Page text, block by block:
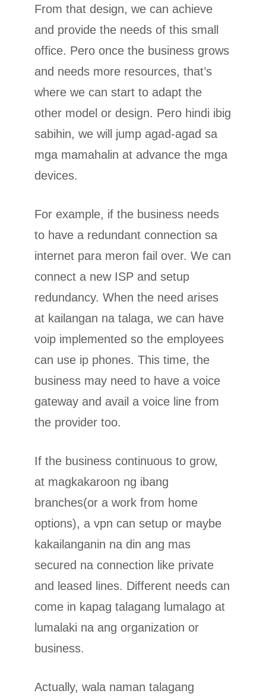
From that design, we can achieve
and provide the needs of this small
office. Pero once the business grows
and needs more resources, that’s
where we can start to adapt the
other model or design. Pero hindi ibig
sabihin, we will jump agad-agad sa
mga mamahalin at advance the mga
devices.
For example, if the business needs
to have a redundant connection sa
internet para meron fail over. We can
connect a new ISP and setup
redundancy. When the need arises
at kailangan na talaga, we can have
voip implemented so the employees
can use ip phones. This time, the
business may need to have a voice
gateway and avail a voice line from
the provider too.
If the business continuous to grow,
at magkakaroon ng ibang
branches(or a work from home
options), a vpn can setup or maybe
kakailanganin na din ang mas
secured na connection like private
and leased lines. Different needs can
come in kapag talagang lumalago at
lumalaki na ang organization or
business.
Actually, wala naman talagang